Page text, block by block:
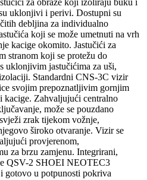
uklonjivi i perivi. Dostupni su
debljina za individualno
koji se može umetnuti na vrh
kacige okomito. Jastučići za
stranom koji se protežu do
uklonjivim jastučićima za uši,
Standardni CNS-3C vizir
svojim prepoznatljivim gornjim
kacige. Zahvaljujući centralno
može se pouzdano
zrak tijekom vožnje,
široko otvaranje. Vizir se
provjerenom,
za brzu zamjenu. Integrirani,
QSV-2 SHOEI NEOTEC3
gotovo u potpunosti pokriva